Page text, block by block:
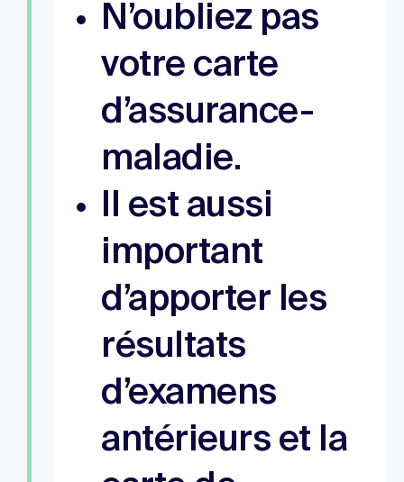
N’oubliez pas
votre carte
d’assurance-
maladie.
Il est aussi
important
d’apporter les
résultats
d’examens
antérieurs et la